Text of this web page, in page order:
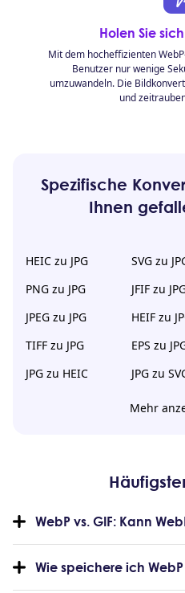
Holen Sie
Mit dem hocheffizienten
Benutzer nur wenige
umzuwandeln. Die
und
Spezifische
Ihnen
HEIC zu JPG SVG zu
PNG zu JPG
JFIF zu
JPEG zu JPG
HEIF zu
TIFF zu JPG
EPS zu
JPG zu HEIC
JPG zu
Mehr
WebP vs. GIF: Kann
Wie speichere ich WebP